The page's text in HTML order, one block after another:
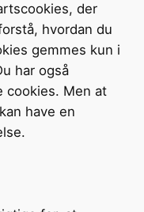
der
hvordan du
gemmes kun i
har også
cookies. Men at
have en